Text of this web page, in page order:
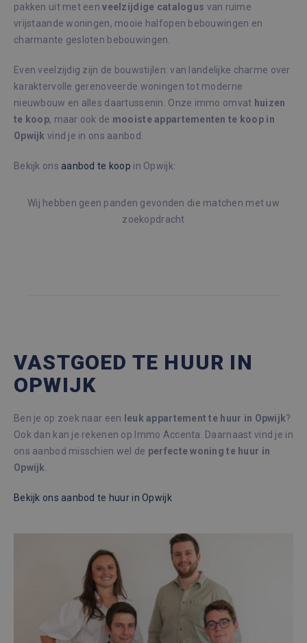
pakken uit met eenveelzijdige catalogus van ruime
vrijstaande woningen, mooie halfopen bebouwingen en
charmante gesloten bebouwingen.
Even veelzijdig zijn de bouwstijlen: van landelijke charme over
karaktervolle gerenoveerde woningen tot moderne
nieuwbouw en alles daartussenin. Onze immo omvat huizen
te koop, maar ook de mooiste appartementen te koop in
Opwijk vind je in ons aanbod.
Bekijk ons aanbod te koop in Opwijk:
Wij hebben geen panden gevonden die matchen met uw
zoekopdracht
VASTGOED TE HUUR IN
OPWIJK
Ben je op zoek naar een leuk appartement te huur in Opwijk?
Ook dan kan je rekenen op Immo Accenta. Daarnaast vind je in
ons aanbod misschien wel de perfecte woning te huur in
Opwijk
Bekijk ons aanbod te huurin Opwijk